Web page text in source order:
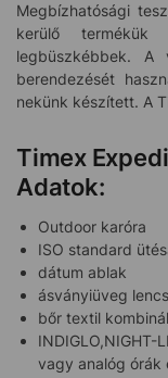
Megbízhatósági
kerülő
legbüszkébbek.
berendezését
nekünk készített. A
Timex
Adatok:
Outdoor karóra
ISO standard
dátum ablak
ásványiüveg
bőr textil
INDIGLO,NIGHT-
vagy analóg órák